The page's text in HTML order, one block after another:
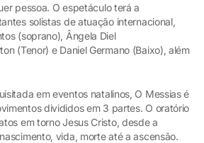
pessoa. O espetáculo terá a
solistas de atuação internacional,
(soprano), Ângela Diel
(Tenor) e Daniel Germano (Baixo), além
em eventos natalinos, O Messias é
divididos em 3 partes. O oratório
em torno Jesus Cristo, desde a
vida, morte até a ascensão.